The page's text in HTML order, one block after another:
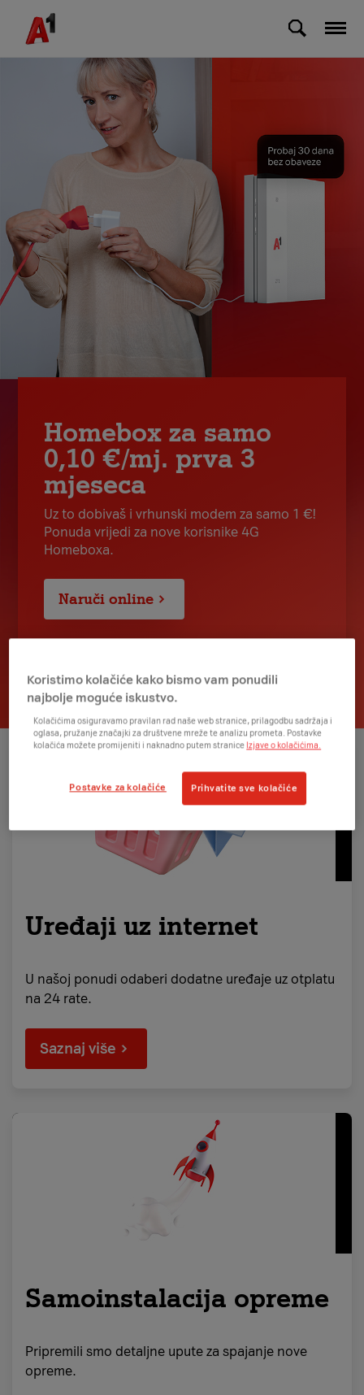
Skip to Main Content
Homebox za samo
0,10 €/mj. prva 3
mjeseca
Uz to dobivaš i vrhunski modem za samo 1 €!
Ponuda vrijedi za nove korisnike 4G
Homeboxa.
Naruči online
Uređaji uz internet
U našoj ponudi odaberi dodatne uređaje uz otplatu
na 24 rate.
Saznaj više
Samoinstalacija opreme
Pripremili smo detaljne upute za spajanje nove
opreme.
Koristimo kolačiće kako bismo vam ponudili
najbolje moguće iskustvo.
Kolačićima osiguravamo pravilan rad naše web stranice, prilagodbu sadržaja i
oglasa, pružanje značajki za društvene mreže te analizu prometa. Postavke
kolačića možete promijeniti i naknadno putem stranice Izjave o kolačićima.
Postavke za kolačiće Prihvatite sve kolačiće